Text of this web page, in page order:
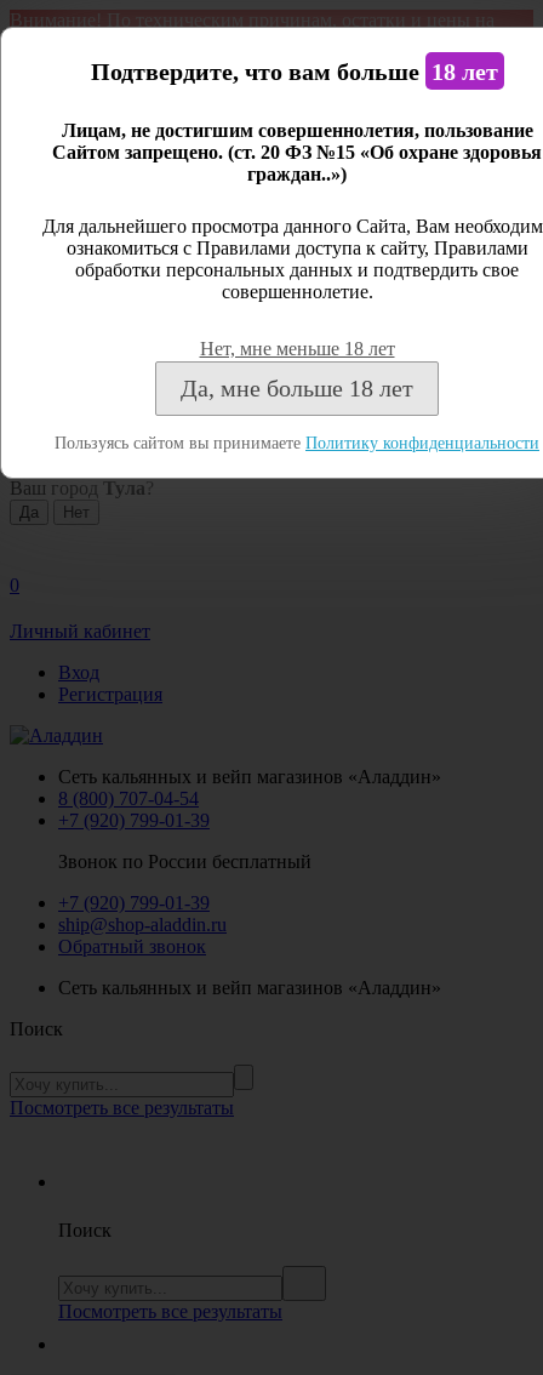
Внимание! По техническим причинам, остатки и цены на
является демонстрационным. Дистанционная продажа не
Открыть сайдбар
Личный кабинет
Закрыть
Посмотреть все результаты
Ваш город Тула ?
0
Личный кабинет
Вход
Регистрация
Сеть кальянных и вейп магазинов «Аладдин»
8 (800) 707-04-54
+7 (920) 799-01-39
Звонок по России бесплатный
+7 (920) 799-01-39
ship@shop-aladdin.ru
Обратный звонок
Сеть кальянных и вейп магазинов «Аладдин»
Поиск
Посмотреть все результаты
Поиск
Посмотреть все результаты
Подтвердите, что вам больше 18 лет
Лицам, не достигшим совершеннолетия, пользование
Сайтом запрещено. (ст. 20 ФЗ №15 «Об охране здоровья
граждан..»)
Для дальнейшего просмотра данного Сайта, Вам
ознакомиться с Правилами доступа к сайту, Правилами
обработки персональных данных и подтвердить свое
совершеннолетие.
Нет, мне меньше 18 лет
Да, мне больше 18 лет
Пользуясь сайтом вы принимаете Политику конфиденциальности